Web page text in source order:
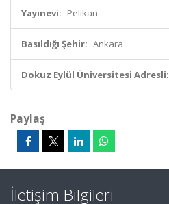
Yayınevi: Pelikan
Basıldığı Şehir: Ankara
Dokuz Eylül Üniversitesi Adresli:
Paylaş
İletişim Bilgileri